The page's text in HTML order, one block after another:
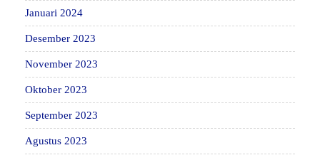
Januari 2024
Desember 2023
November 2023
Oktober 2023
September 2023
Agustus 2023